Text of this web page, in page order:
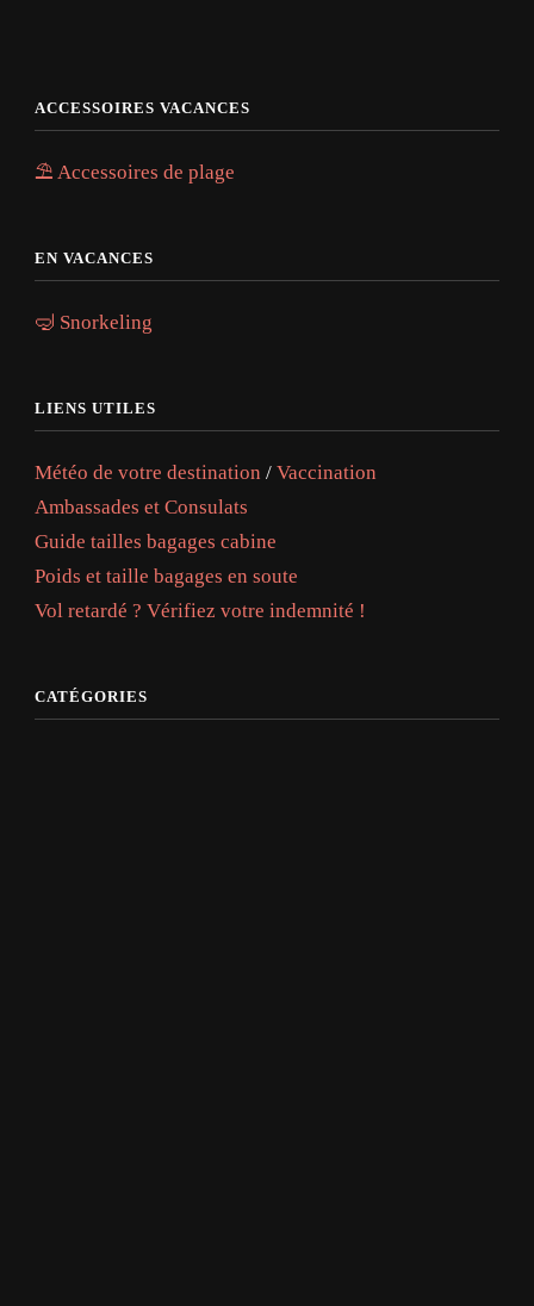
ACCESSOIRES VACANCES
⛱️ Accessoires de plage
EN VACANCES
🤿 Snorkeling
LIENS UTILES
Météo de votre destination / Vaccination
Ambassades et Consulats
Guide tailles bagages cabine
Poids et taille bagages en soute
Vol retardé ? Vérifiez votre indemnité !
CATÉGORIES